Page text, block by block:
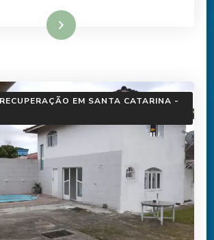
Ler mais
EM SANTA CATARINA -